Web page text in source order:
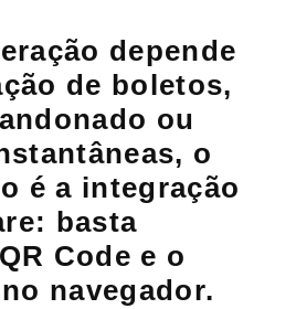
depende
de boletos,
ou
o
é a integração
basta
Code e o
navegador.